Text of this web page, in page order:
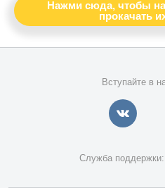
Нажми сюда, чтобы
прокачать
Вступайте в
Служба поддержки: